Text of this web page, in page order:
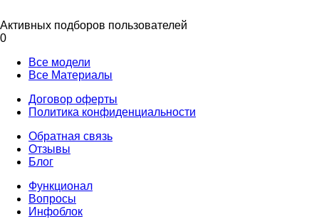
Активных подборов пользователей
0
Все модели
Все Материалы
Договор оферты
Политика конфиденциальности
Обратная связь
Отзывы
Блог
Функционал
Вопросы
Инфоблок